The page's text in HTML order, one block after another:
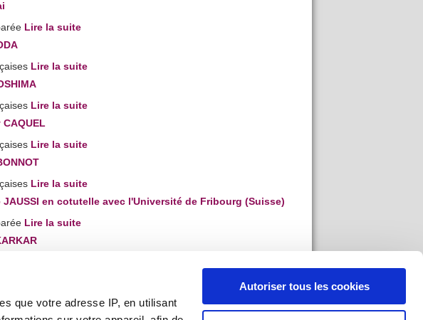
que votre adresse IP, en utilisant
Autoriser tous les cookies
Lire la suite
Lire la suite
Lire la suite
Lire la suite
Lire la suite
en cotutelle avec l'Université de Fribourg (Suisse)
Lire la suite
Lire la suite